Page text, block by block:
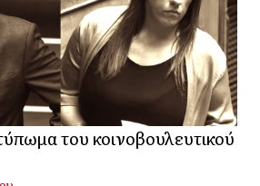
του κοινοβουλευτικού